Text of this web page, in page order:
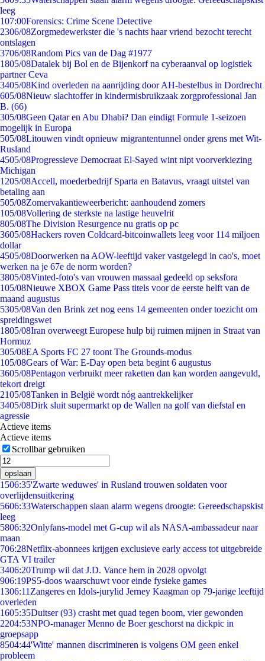
leeg
107:00Forensics: Crime Scene Detective
2306/08Zorgmedewerkster die 's nachts haar vriend bezocht terecht
ontslagen
3706/08Random Pics van de Dag #1977
1805/08Datalek bij Bol en de Bijenkorf na cyberaanval op logistiek
partner Ceva
3405/08Kind overleden na aanrijding door AH-bestelbus in Dordrecht
605/08Nieuw slachtoffer in kindermisbruikzaak zorgprofessional Jan
B. (66)
305/08Geen Qatar en Abu Dhabi? Dan eindigt Formule 1-seizoen
mogelijk in Europa
505/08Litouwen vindt opnieuw migrantentunnel onder grens met Wit-
Rusland
4505/08Progressieve Democraat El-Sayed wint nipt voorverkiezing
Michigan
1205/08Accell, moederbedrijf Sparta en Batavus, vraagt uitstel van
betaling aan
505/08Zomervakantieweerbericht: aanhoudend zomers
105/08Vollering de sterkste na lastige heuvelrit
805/08The Division Resurgence nu gratis op pc
3605/08Hackers roven Coldcard-bitcoinwallets leeg voor 114 miljoen
dollar
4505/08Doorwerken na AOW-leeftijd vaker vastgelegd in cao's, moet
werken na je 67e de norm worden?
3805/08Vinted-foto's van vrouwen massaal gedeeld op seksfora
105/08Nieuwe XBOX Game Pass titels voor de eerste helft van de
maand augustus
5305/08Van den Brink zet nog eens 14 gemeenten onder toezicht om
spreidingswet
1805/08Iran overweegt Europese hulp bij ruimen mijnen in Straat van
Hormuz
305/08EA Sports FC 27 toont The Grounds-modus
105/08Gears of War: E-Day open beta begint 6 augustus
3605/08Pentagon verbruikt meer raketten dan kan worden aangevuld,
tekort dreigt
2105/08Tanken in België wordt nóg aantrekkelijker
3405/08Dirk sluit supermarkt op de Wallen na golf van diefstal en
agressie
Actieve items
Actieve items
Scrollbar gebruiken
opslaan
1506:35'Zwarte weduwes' in Rusland trouwen soldaten voor
overlijdensuitkering
5606:33Waterschappen slaan alarm wegens droogte: Gereedschapskist
leeg
5806:32Onlyfans-model met G-cup wil als NASA-ambassadeur naar
maan
706:28Netflix-abonnees krijgen exclusieve early access tot uitgebreide
GTA VI trailer
3406:20Trump wil dat J.D. Vance hem in 2028 opvolgt
906:19PS5-doos waarschuwt voor einde fysieke games
1306:11 Zangeres en Idols-jurylid Jerney Kaagman op 79-jarige leeftijd
overleden
1605:35Duitser (93) crasht met quad tegen boom, vier gewonden
2204:53NPO-manager Menno de Boer geschorst na dickpic in
groepsapp
8504:44'Witte' mannen discrimineren is volgens OM geen enkel
probleem